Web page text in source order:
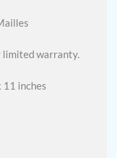
limited warranty.
11 inches